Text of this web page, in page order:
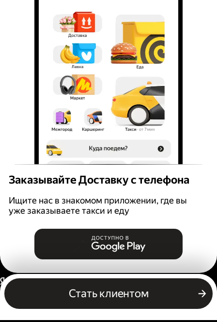
Заказывайте Доставку с телефона
Ищите нас в знакомом приложении, где вы
уже заказываете такси и еду
Стать клиентом
Россия
Бизнесу